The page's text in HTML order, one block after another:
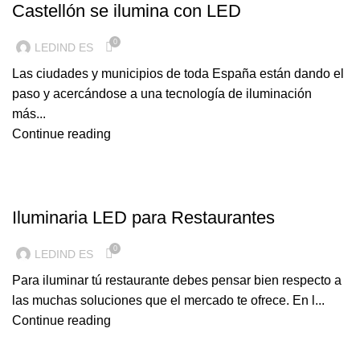
Castellón se ilumina con LED
LEDIND ES 0
Las ciudades y municipios de toda España están dando el
paso y acercándose a una tecnología de iluminación
más...
Continue reading
Iluminaria LED para Restaurantes
LEDIND ES 0
Para iluminar tú restaurante debes pensar bien respecto a
las muchas soluciones que el mercado te ofrece. En l...
Continue reading